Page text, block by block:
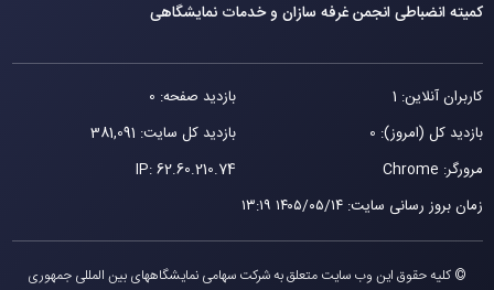
کمیته انضباطی انجمن غرفه سازان و خدمات نمایشگاهی
کاربران آنلاین: 1
بازدید صفحه: 0
بازدید کل (امروز): 0
بازدید کل سایت: 381,091
مرورگر: Chrome
IP:62.60.210.74
زمان بروز رسانی سایت:۱۴۰۵/۰۵/۱۴ ۱۳:۱۹
© کلیه حقوق این وب سایت متعلق به شرکت سهامی نمایشگاههای بین المللی جمهوری